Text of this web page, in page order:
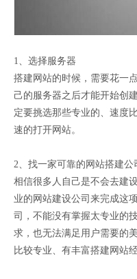
1、选择服务器
搭建网站的时候，需要花一
己的服务器之后才能开始创
定要挑选那些专业的、速度
速的打开网站。
2、找一家可靠的网站搭建公
相信很多人自己是不会去建
业的网站建设公司来完成这
司，不能没有掌握太专业的
求，也无法满足用户需要的
比较专业、有丰富搭建网站